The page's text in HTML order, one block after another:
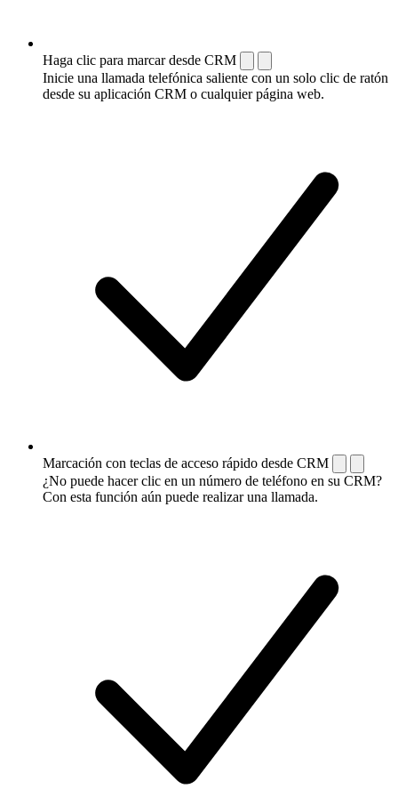
Haga clic para marcar desde CRM
Inicie una llamada telefónica saliente con un solo clic de ratón
desde su aplicación CRM o cualquier página web.
Marcación con teclas de acceso rápido desde CRM
¿No puede hacer clic en un número de teléfono en su CRM?
Con esta función aún puede realizar una llamada.